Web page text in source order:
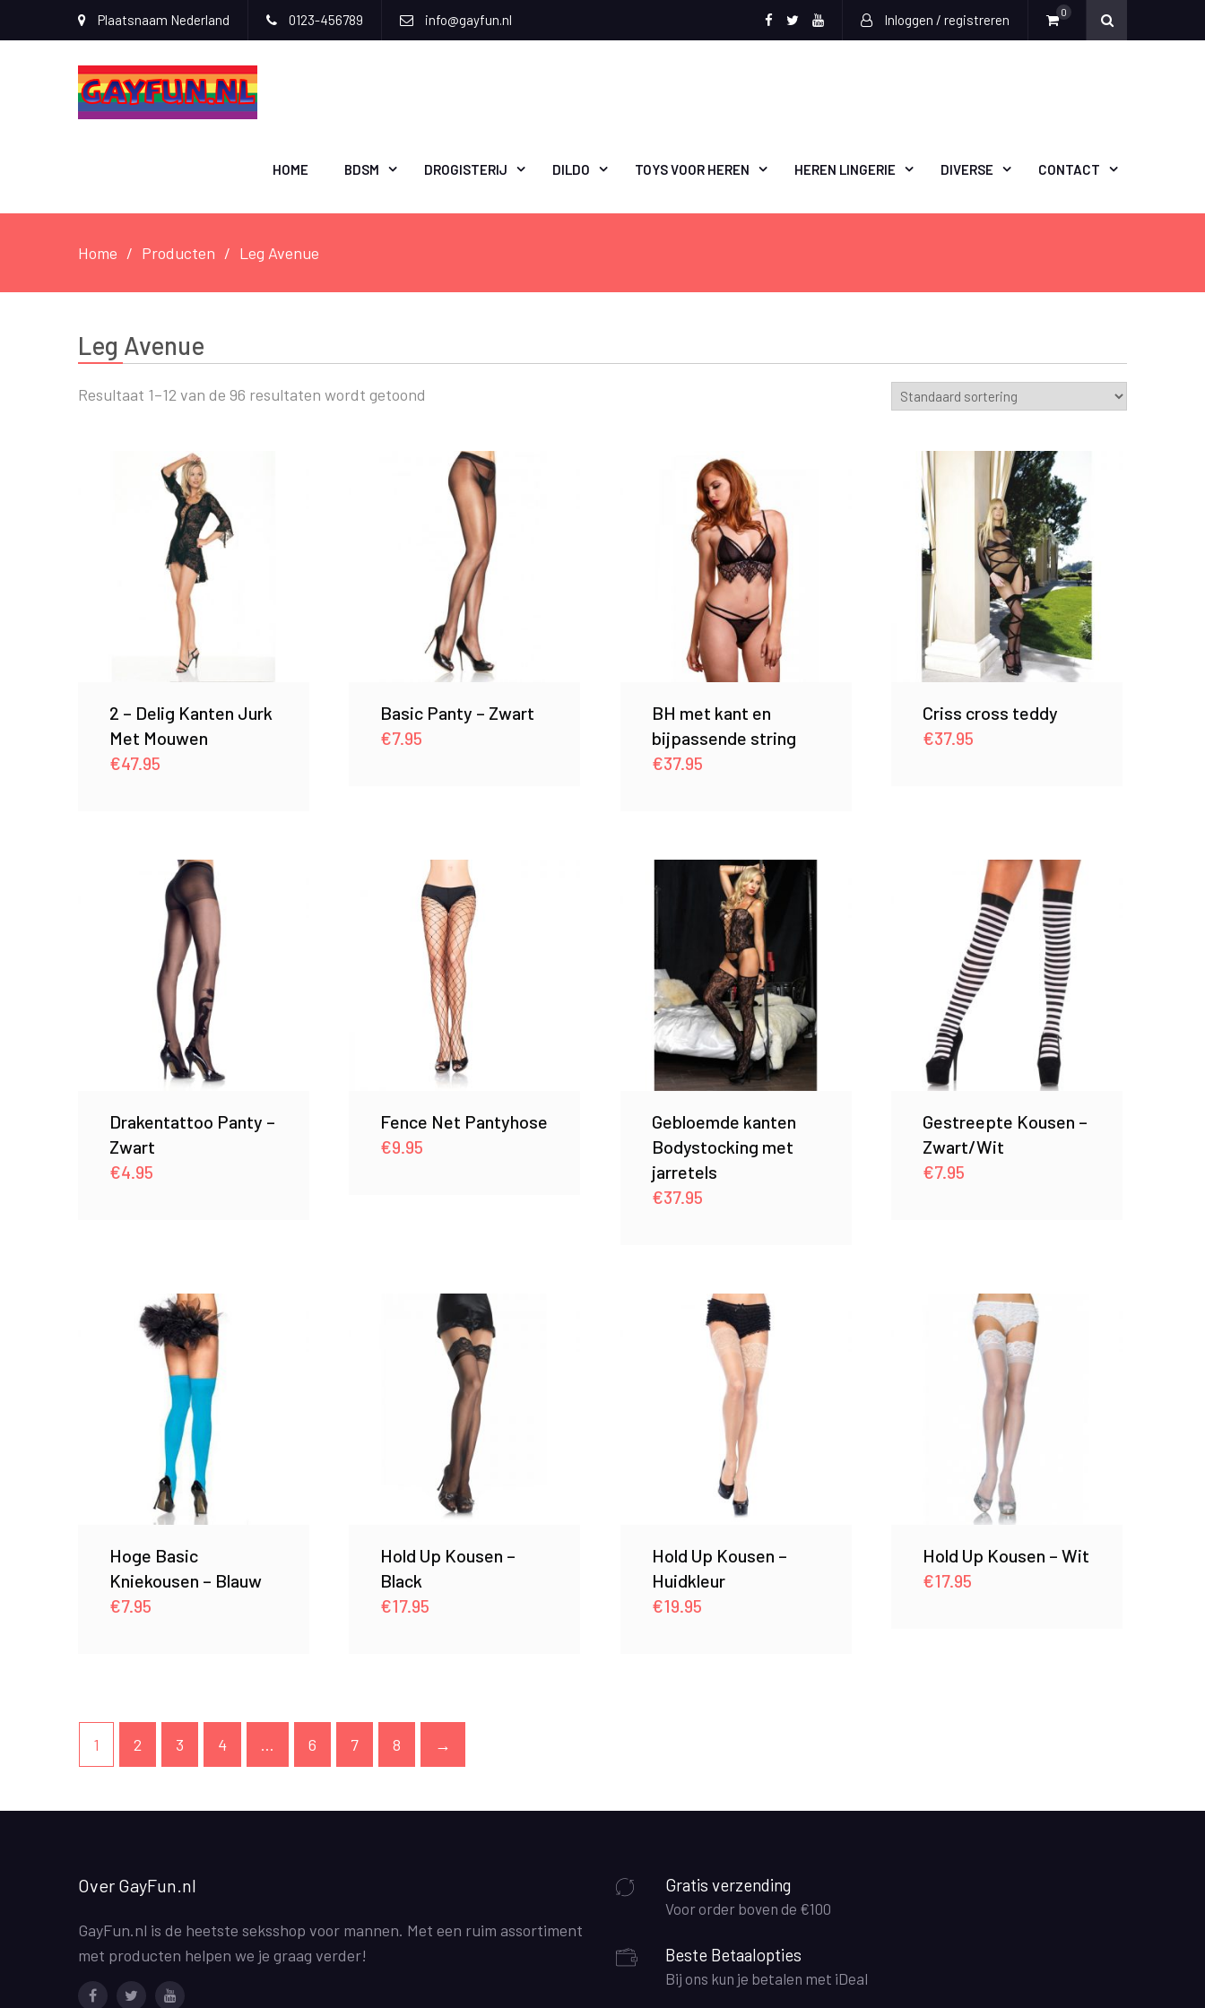
Plaatsnaam Nederland 0123-456789 info@gayfun.nl Inloggen / registreren 0
HOME BDSM DROGISTERIJ DILDO TOYS VOOR HEREN HEREN LINGERIE DIVERSE CONTACT
Home Producten Leg Avenue
Leg Avenue
Resultaat 1–12 van de 96 resultaten wordt getoond
2 – Delig Kanten Jurk
Met Mouwen
€47.95
Basic Panty – Zwart
€7.95
BH met kant en
bijpassende string
€37.95
Criss cross teddy
€37.95
Drakentattoo Panty –
Zwart
€4.95
Fence Net Pantyhose
€9.95
Gebloemde kanten
Bodystocking met
jarretels
€37.95
Gestreepte Kousen –
Zwart/Wit
€7.95
Hoge Basic
Kniekousen – Blauw
€7.95
Hold Up Kousen –
Black
€17.95
Hold Up Kousen –
Huidkleur
€19.95
Hold Up Kousen – Wit
€17.95
1 2 3 4 … 6 7 8 →
Over GayFun.nl
GayFun.nl is de heetste seksshop voor mannen. Met een ruim assortiment
met producten helpen we je graag verder!
Gratis verzending
Voor order boven de €100
Beste Betaalopties
Bij ons kun je betalen met iDeal